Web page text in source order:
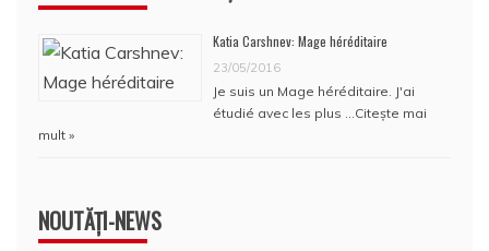
Katia Carshnev: Mage héréditaire
23/05/2016
Je suis un Mage héréditaire. J'ai
étudié avec les plus … Citește mai
mult »
NOUTĂȚI-NEWS